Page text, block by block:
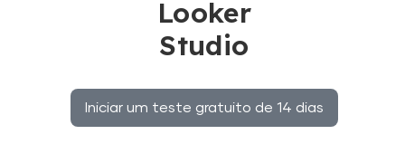
Looker
Studio
Iniciar um teste gratuito de 14 dias